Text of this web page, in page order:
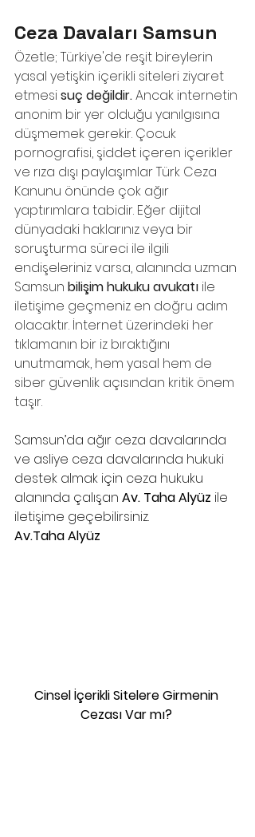
Ceza Davaları Samsun
Özetle; Türkiye'de reşit bireylerin
yasal yetişkin içerikli siteleri ziyaret
etmesi suç değildir. Ancak internetin
anonim bir yer olduğu yanılgısına
düşmemek gerekir. Çocuk
pornografisi, şiddet içeren içerikler
ve rıza dışı paylaşımlar Türk Ceza
Kanunu önünde çok ağır
yaptırımlara tabidir. Eğer dijital
dünyadaki haklarınız veya bir
soruşturma süreci ile ilgili
endişeleriniz varsa, alanında uzman
Samsun bilişim hukuku avukatı ile
iletişime geçmeniz en doğru adım
olacaktır. İnternet üzerindeki her
tıklamanın bir iz bıraktığını
unutmamak, hem yasal hem de
siber güvenlik açısından kritik önem
taşır.
Samsun’da ağır ceza davalarında
ve asliye ceza davalarında hukuki
destek almak için ceza hukuku
alanında çalışan Av. Taha Alyüz ile
iletişime geçebilirsiniz.
Av.Taha Alyüz
Cinsel İçerikli Sitelere Girmenin
Cezası Var mı?